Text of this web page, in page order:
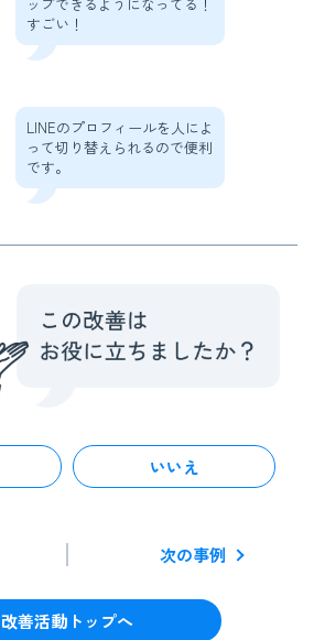
すごい！
LINEのプロフィールを人によ
って切り替えられるので便利
です。
いいえ
次の事例
改善活動トップへ